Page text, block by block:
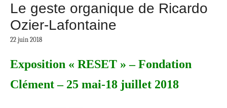
Le geste organique de Ricardo
Ozier-Lafontaine
22 juin 2018
Exposition « RESET » – Fondation
Clément – 25 mai-18 juillet 2018